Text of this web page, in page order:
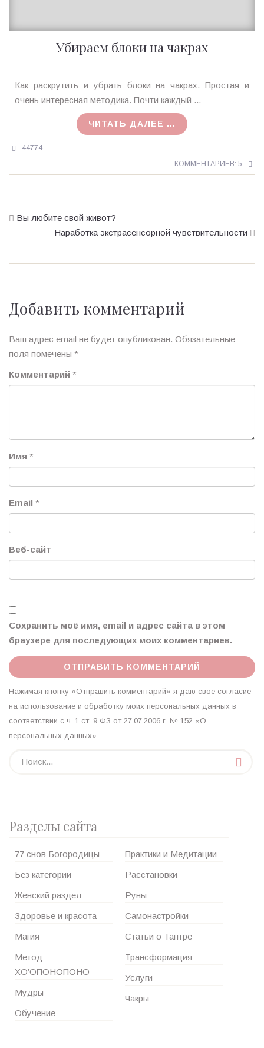
Убираем блоки на чакрах
Ирина
MagicTantra
Как раскрутить и убрать блоки на чакрах. Простая и
очень интересная методика. Почти каждый ...
ЧИТАТЬ ДАЛЕЕ ...
44774
КОММЕНТАРИЕВ: 5
Вы любите свой живот?
Наработка экстрасенсорной чувствительности
Добавить комментарий
Ваш адрес email не будет опубликован. Обязательные
поля помечены *
Комментарий *
Имя *
Email *
Веб-сайт
Сохранить моё имя, email и адрес сайта в этом
браузере для последующих моих комментариев.
Нажимая кнопку «Отправить комментарий» я даю свое согласие
на использование и обработку моих персональных данных в
соответствии с ч. 1 ст. 9 ФЗ от 27.07.2006 г. № 152 «О
персональных данных»
Разделы сайта
77 снов Богородицы
Без категории
Женский раздел
Здоровье и красота
Магия
Метод
ХО’ОПОНОПОНО
Мудры
Обучение
Практики и Медитации
Расстановки
Руны
Самонастройки
Статьи о Тантре
Трансформация
Услуги
Чакры